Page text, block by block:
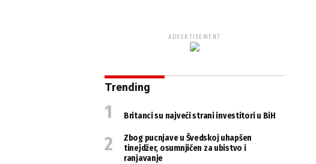
ADVERTISEMENT
Trending
Britanci su najveći strani investitori u BiH
Zbog pucnjave u Švedskoj uhapšen
tinejdžer, osumnjičen za ubistvo i
ranjavanje